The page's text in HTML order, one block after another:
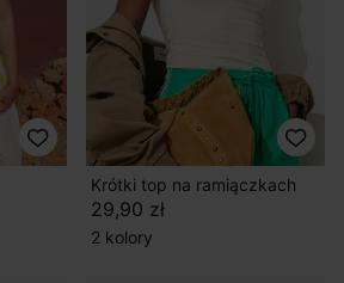
Krótki top na ramiączkach
29,90 zł
2 kolory